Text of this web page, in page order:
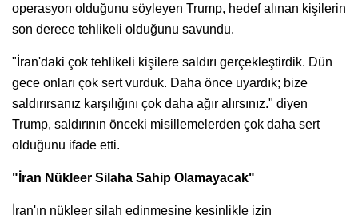
operasyon olduğunu söyleyen Trump, hedef alınan kişilerin
son derece tehlikeli olduğunu savundu.
"İran'daki çok tehlikeli kişilere saldırı gerçekleştirdik. Dün
gece onları çok sert vurduk. Daha önce uyardık; bize
saldırırsanız karşılığını çok daha ağır alırsınız." diyen
Trump, saldırının önceki misillemelerden çok daha sert
olduğunu ifade etti.
"İran Nükleer Silaha Sahip Olamayacak"
İran'ın nükleer silah edinmesine kesinlikle izin